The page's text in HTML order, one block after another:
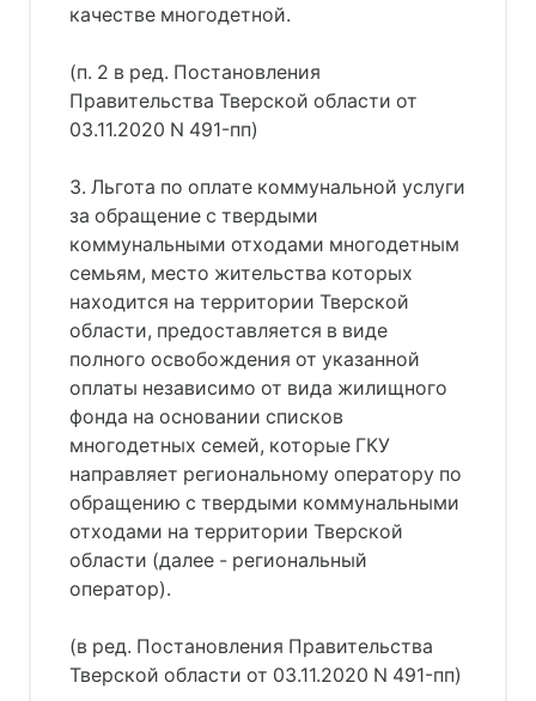
качестве многодетной.
(п. 2 в ред. Постановления
Правительства Тверской области от
03.11.2020 N 491-пп)
3. Льгота по оплате коммунальной услуги
за обращение с твердыми
коммунальными отходами многодетным
семьям, место жительства которых
находится на территории Тверской
области, предоставляется в виде
полного освобождения от указанной
оплаты независимо от вида жилищного
фонда на основании списков
многодетных семей, которые ГКУ
направляет региональному оператору по
обращению с твердыми коммунальными
отходами на территории Тверской
области (далее - региональный
оператор).
(в ред. Постановления Правительства
Тверской области от 03.11.2020 N 491-пп)